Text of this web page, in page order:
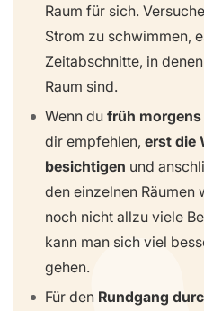
Raum für sich.
Strom zu schwimmen,
Zeitabschnitte, in
Raum sind.
Wenn du früh morgens
dir empfehlen, erst die
besichtigen und
den einzelnen Räumen
noch nicht allzu viele
kann man sich viel
gehen.
Für den Rundgang